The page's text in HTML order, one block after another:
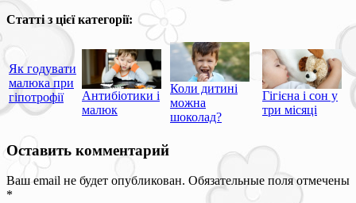
Статті з цієї категорії:
Як годувати
малюка при
гіпотрофії
Антибіотики і
малюк
Коли дитині
можна
шоколад?
Гігієна і сон у
три місяці
Оставить комментарий
Ваш email не будет опубликован. Обязательные поля отмечены
*